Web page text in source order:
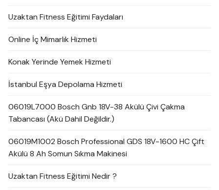
Uzaktan Fitness Eğitimi Faydaları
Online İç Mimarlık Hizmeti
Konak Yerinde Yemek Hizmeti
İstanbul Eşya Depolama Hizmeti
06019L7000 Bosch Gnb 18V-38 Akülü Çivi Çakma
Tabancası (Akü Dahil Değildir.)
06019M1002 Bosch Professional GDS 18V-1600 HC Çift
Akülü 8 Ah Somun Sıkma Makinesi
Uzaktan Fitness Eğitimi Nedir ?